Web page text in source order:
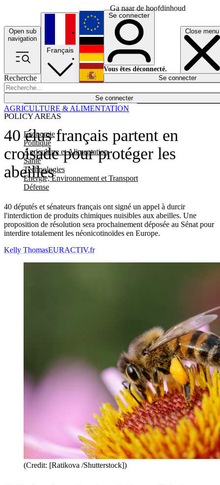
Ga naar de hoofdinhoud
Open sub
navigation
Close menu
Recherche
Se connecter
POLICY AREAS
Economie
Politique
Agriculture et Alimentation
Santé
Technologies
Energie, Environnement et Transport
Défense
Économie
Français
English
Deutsch
Español
Se connecter
Vous êtes déconnecté.
Se connecter
40 élus français partent en
croisade pour protéger les
abeilles
40 députés et sénateurs français ont signé un appel à durcir
l'interdiction de produits chimiques nuisibles aux abeilles. Une
proposition de résolution sera prochainement déposée au Sénat pour
interdire totalement les néonicotinoïdes en Europe.
AGRICULTURE & ALIMENTATION
Kelly ThomasEURACTIV.fr
(Credit: [Ratikova /Shutterstock])